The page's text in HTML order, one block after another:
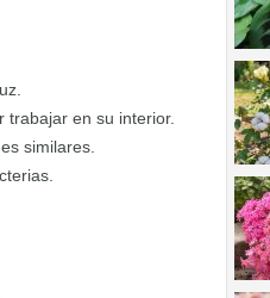
en su interior.
similares.